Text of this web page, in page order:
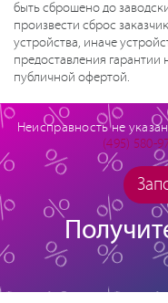
быть сброшено до
произвести сброс
устройства, иначе
предоставления гарантии
публичной офертой.
Неисправность не
(495) 580-